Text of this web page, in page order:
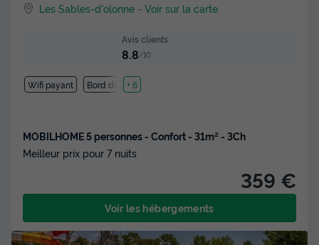
Les Sables-d'olonne -Voir sur la carte
Avis clients
8.8/10
Wifi payant Bord de mer
+ 6
MOBILHOME 5 personnes - Confort - 31m² - 3Ch
Meilleur prix pour 7 nuits
359 €
Voir les hébergements